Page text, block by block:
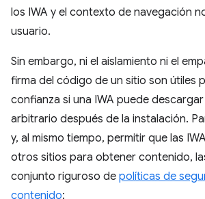
los IWA y el contexto de navegación
usuario.
Sin embargo, ni el aislamiento ni el
firma del código de un sitio son útiles
confianza si una IWA puede
arbitrario después de la instalación.
y, al mismo tiempo, permitir que las
otros sitios para obtener contenido,
conjunto riguroso de políticas de
contenido: